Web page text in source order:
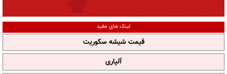
لینک های مفید
قیمت شیشه سکوریت
آلپاری